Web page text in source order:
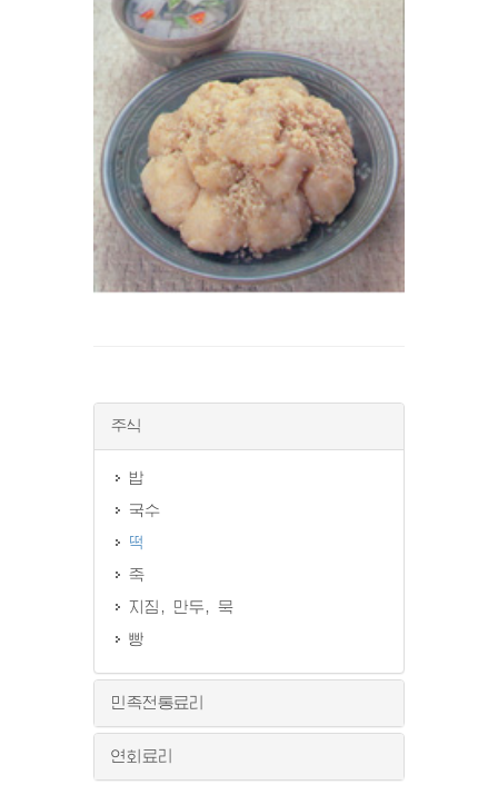
주식
밥
국수
떡
죽
지짐, 만두, 묵
빵
민족전통료리
연회료리